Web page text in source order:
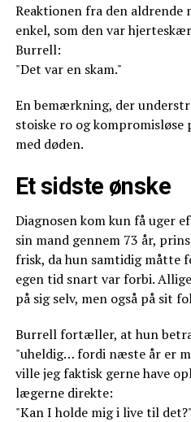
Reaktionen fra den aldrende
enkel, som den var
Burrell:
"Det var en skam."
En bemærkning, der
stoiske ro og
med døden.
Et sidste ønske
Diagnosen kom kun få uger
sin mand gennem 73 år,
frisk, da hun samtidig måtte
egen tid snart var forbi.
på sig selv, men også på sit
Burrell fortæller, at hun
"uheldig… fordi næste år er
ville jeg faktisk gerne have
lægerne direkte:
"Kan I holde mig i live til det?"